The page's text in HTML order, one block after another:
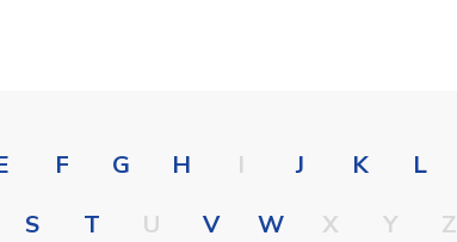
F G H I J K L
S T U V W X Y Z